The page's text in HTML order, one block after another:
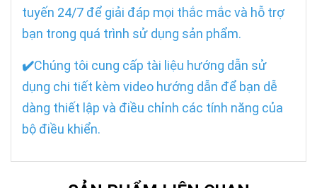
tuyến 24/7 để giải đáp mọi thắc mắc và hỗ trợ
bạn trong quá trình sử dụng sản phẩm.
✔️Chúng tôi cung cấp tài liệu hướng dẫn sử
dụng chi tiết kèm video hướng dẫn để bạn dễ
dàng thiết lập và điều chỉnh các tính năng của
bộ điều khiển.